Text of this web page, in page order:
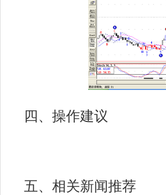
四、操作建议
五、相关新闻推荐